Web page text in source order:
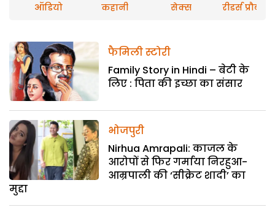
ऑडियो कहानी सेक्स रीडर्स प्रौब्लम
फैमिली स्टोरी
Family Story in Hindi – बेटी के
लिए : पिता की इच्छा का संसार
भोजपुरी
Nirhua Amrapali: काजल के
आरोपों से फिर गर्माया निरहुआ-
आम्रपाली की ‘सीक्रेट शादी’ का
मुद्दा